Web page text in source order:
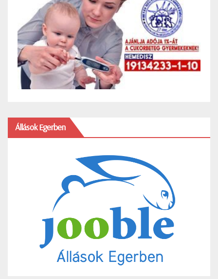
Állások Egerben